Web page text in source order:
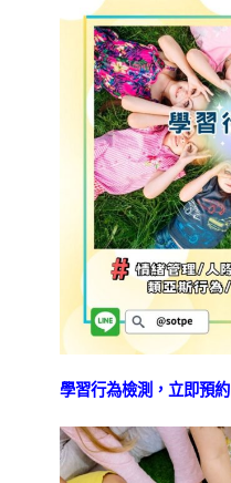
學習行為檢測，立即預約